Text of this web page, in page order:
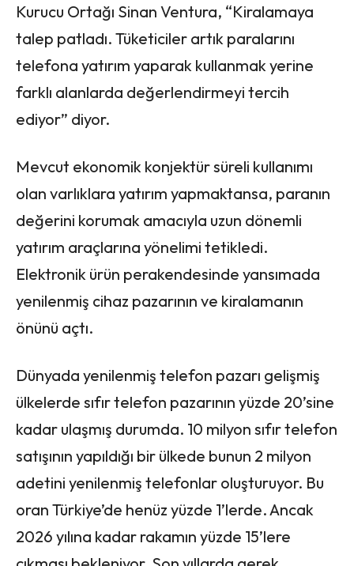
Kurucu Ortağı Sinan Ventura, “Kiralamaya
talep patladı. Tüketiciler artık paralarını
telefona yatırım yaparak kullanmak yerine
farklı alanlarda değerlendirmeyi tercih
ediyor” diyor.
Mevcut ekonomik konjektür süreli kullanımı
olan varlıklara yatırım yapmaktansa, paranın
değerini korumak amacıyla uzun dönemli
yatırım araçlarına yönelimi tetikledi.
Elektronik ürün perakendesinde yansımada
yenilenmiş cihaz pazarının ve kiralamanın
önünü açtı.
Dünyada yenilenmiş telefon pazarı gelişmiş
ülkelerde sıfır telefon pazarının yüzde 20’sine
kadar ulaşmış durumda. 10 milyon sıfır telefon
satışının yapıldığı bir ülkede bunun 2 milyon
adetini yenilenmiş telefonlar oluşturuyor. Bu
oran Türkiye’de henüz yüzde 1’lerde. Ancak
2026 yılına kadar rakamın yüzde 15’lere